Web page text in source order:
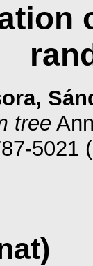
tree
5021